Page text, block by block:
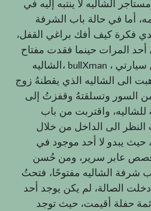
الشاليه لا ينتبه إليه في
أما في حالة باب الشرفة
فكرة كيف أفك براغي القفل،
المرات حينما فقدت مفتاح
الشاليه، bullXman ، حملتُ معي من سيارتي
الى الشاليه الذي يقطنهُ زوج
السور وتسلقتهُ وقفزتُ إلى
للشاليه، واقتربت من باب
النظر الى الداخل من خلال
حيث يبدو لا أحد موجود في
قصص عابر سرير، ومن حُسن
الشاليه مفتوحًا، فتحتُ
دخلت الصالة، لم يكن يوجد أحد
حفلة أقيمت، حيث توجد